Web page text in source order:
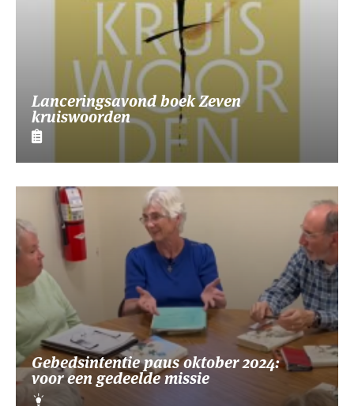
Lanceringsavond boek Zeven
kruiswoorden
Gebedsintentie paus oktober 2024:
voor een gedeelde missie